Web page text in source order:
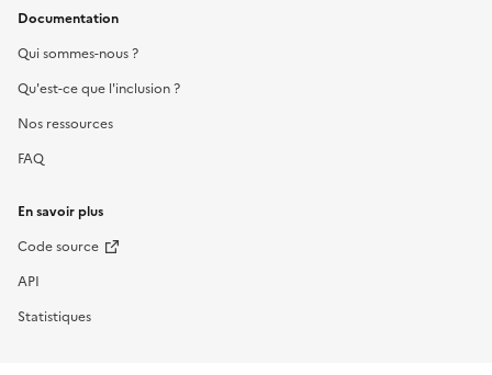
Documentation
Qui sommes-nous ?
Qu'est-ce que l'inclusion ?
Nos ressources
FAQ
En savoir plus
Code source
API
Statistiques